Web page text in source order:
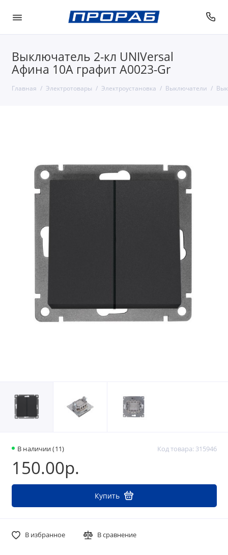
Выключатель 2-кл UNIVersal
Афина 10A графит A0023-Gr
Главная Электротовары Электроустановка Выключатели
В наличии (11) Код товара: 315946
150.00р.
Купить
В избранное В сравнение